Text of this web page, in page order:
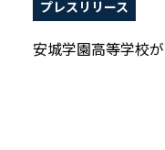
プレスリリース
安城学園高等学校